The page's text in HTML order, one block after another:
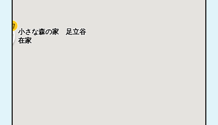
小さな森の家 足立谷
在家
4.7